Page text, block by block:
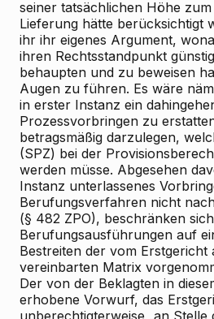
seiner tatsächlichen Höhe
Lieferung hätte berücksichtigt
ihr ihr eigenes Argument,
ihren Rechtsstandpunkt
behaupten und zu beweisen
Augen zu führen. Es wäre
in erster Instanz ein
Prozessvorbringen zu
betragsmäßig darzulegen,
(SPZ) bei der
werden müsse. Abgesehen
Instanz unterlassenes
Berufungsverfahren nicht
(§ 482 ZPO), beschränken
Berufungsausführungen auf
Bestreiten der vom Erstgericht
vereinbarten Matrix
Der von der Beklagten in
erhobene Vorwurf, das
unberechtigterweise „an Stelle